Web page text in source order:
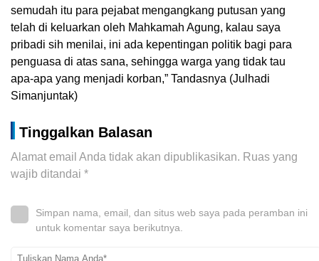
semudah itu para pejabat mengangkang putusan yang
telah di keluarkan oleh Mahkamah Agung, kalau saya
pribadi sih menilai, ini ada kepentingan politik bagi para
penguasa di atas sana, sehingga warga yang tidak tau
apa-apa yang menjadi korban,” Tandasnya (Julhadi
Simanjuntak)
Tinggalkan Balasan
Alamat email Anda tidak akan dipublikasikan. Ruas yang
wajib ditandai *
Simpan nama, email, dan situs web saya pada peramban ini
untuk komentar saya berikutnya.